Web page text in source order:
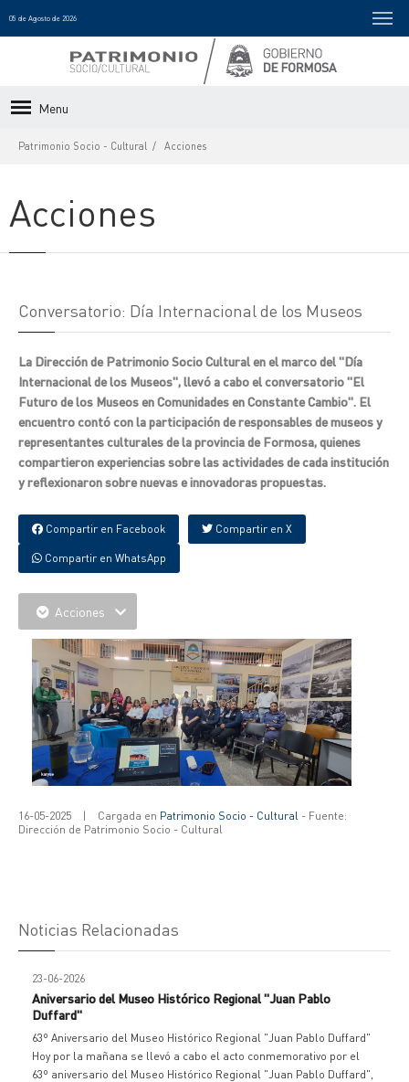
05 de Agosto de 2026
Menu
Patrimonio Socio - Cultural Acciones
Acciones
Conversatorio: Día Internacional de los Museos
La Dirección de Patrimonio Socio Cultural en el marco del "Día
Internacional de los Museos", llevó a cabo el conversatorio "El
Futuro de los Museos en Comunidades en Constante Cambio". El
encuentro contó con la participación de responsables de museos y
representantes culturales de la provincia de Formosa, quienes
compartieron experiencias sobre las actividades de cada institución
y reflexionaron sobre nuevas e innovadoras propuestas.
Compartir en Facebook Compartir en X
Compartir en WhatsApp
Acciones
16-05-2025 | Cargada en Patrimonio Socio - Cultural - Fuente:
Dirección de Patrimonio Socio - Cultural
Noticias Relacionadas
23-06-2026
Aniversario del Museo Histórico Regional "Juan Pablo
Duffard"
63º Aniversario del Museo Histórico Regional "Juan Pablo Duffard"
Hoy por la mañana se llevó a cabo el acto conmemorativo por el
63º aniversario del Museo Histórico Regional "Juan Pablo Duffard",